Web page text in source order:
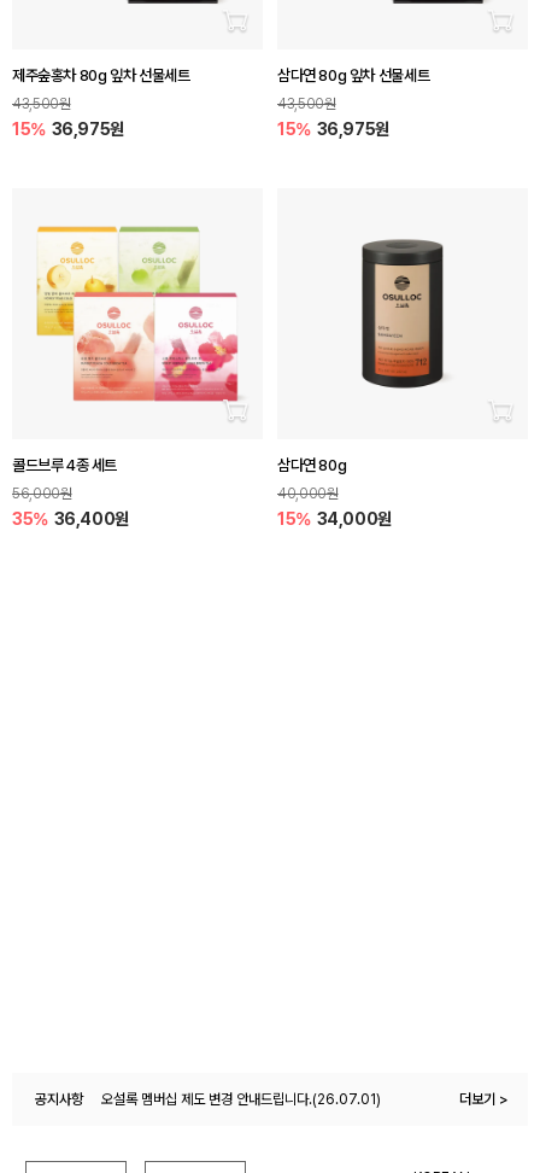
장바구니 담기
제주숲홍차 80g 잎차 선물세트
43,500원
15% 36,975원
장바
삼다연 80g 잎차 선물세트
43,500원
15% 36,975원
장바구니 담기
콜드브루 4종 세트
56,000원
35% 36,400원
장바
삼다연 80g
40,000원
15% 34,000원
공지사항
오설록몰 이용약관 변경 안내(26.04.27)
더보기 >